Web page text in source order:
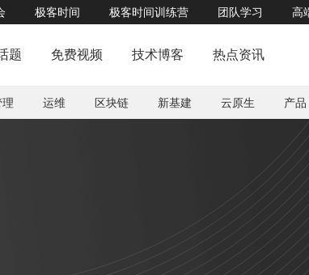
极客时间 极客时间训练营 团队学习 高
题 免费视频 技术博客 热点资讯
运维 区块链 新基建 云原生 产品